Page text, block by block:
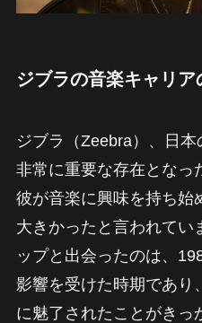
ジブラの音楽キャリア
ジブラ（Zeebra）、日
非常に重要な存在となっ
彼が音楽に興味を持ち始
大きかったと言われてい
ップと出会ったのは、
影響を受けた時期であり
に魅了されたことがきっ